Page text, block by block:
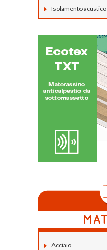
Isolamento acustico
Acciaio